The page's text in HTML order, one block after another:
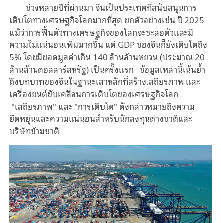
ช่วงหลายปีที่ผ่านมา จีนเป็นประเทศที่สนับสนุนการ
เติบโตทางเศรษฐกิจโลกมากที่สุด ยกตัวอย่างเช่น ปี 2025
แม้ว่าการฟื้นตัวทางเศรษฐกิจของโลกจะชะลอตัวและมี
ความไม่แน่นอนเพิ่มมากขึ้น แต่ GDP ของจีนก็ยังเติบโตถึง
5% โดยมียอดมูลค่าเกิน 140 ล้านล้านหยวน (ประมาณ 20
ล้านล้านดอลลาร์สหรัฐ) เป็นครั้งแรก ข้อมูลเหล่านี้เน้นย้ำ
ถึงบทบาทของจีนในฐานะเสาหลักที่สร้างเสถียรภาพ และ
เครื่องยนต์ขับเคลื่อนการเติบโตของเศรษฐกิจโลก
"เสถียรภาพ" และ "การเติบโต" ดังกล่าวหมายถึงความ
ยืดหยุ่นและความแน่นอนสำหรับนักลงทุนต่างชาติและ
บริษัทข้ามชาติ